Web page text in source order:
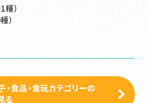
）
）